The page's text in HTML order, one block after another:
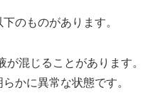
のものがあります。
混じることがあります。
かに異常な状態です。